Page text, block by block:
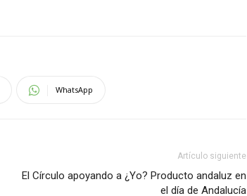
WhatsApp
Artículo siguiente
El Círculo apoyando a ¿Yo? Producto andaluz en
el día de Andalucía